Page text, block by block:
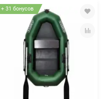
+ 31 бонусов